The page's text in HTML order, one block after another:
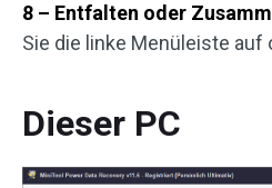
8 – Entfalten oder
Sie die linke Menüleiste auf
Dieser PC